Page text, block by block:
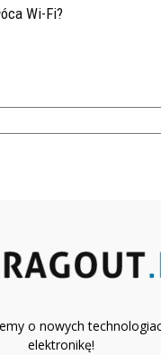
Wi-Fi?
o nowych
elektronikę!